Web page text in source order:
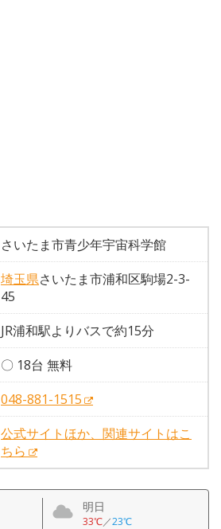
さいたま市青少年宇宙科学館
埼玉県さいたま市浦和区駒場2-3-
45
JR浦和駅よりバスで約15分
〇 18台 無料
048-881-1515
公式サイトほか、関連サイトはこ
ちら
明日
33℃／23℃